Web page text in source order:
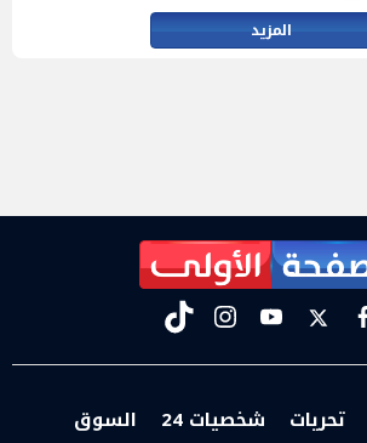
المزيد
facebook
twitter
youtube
instagram
tiktok
تحريات شخصيات 24 السوق